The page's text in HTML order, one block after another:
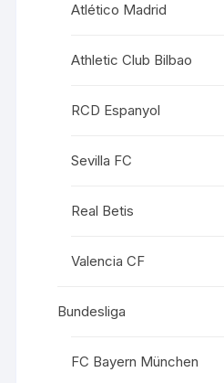
Atlético Madrid
Athletic Club Bilbao
RCD Espanyol
Sevilla FC
Real Betis
Valencia CF
Bundesliga
FC Bayern München